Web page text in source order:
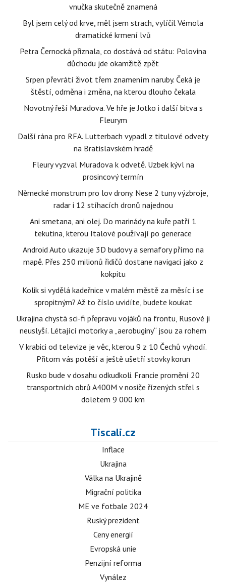
vnučka skutečně znamená
Byl jsem celý od krve, měl jsem strach, vylíčil Vémola
dramatické krmení lvů
Petra Černocká přiznala, co dostává od státu: Polovina
důchodu jde okamžitě zpět
Srpen převrátí život třem znamením naruby. Čeká je
štěstí, odměna i změna, na kterou dlouho čekala
Novotný řeší Muradova. Ve hře je Jotko i další bitva s
Fleurym
Další rána pro RFA. Lutterbach vypadl z titulové odvety
na Bratislavském hradě
Fleury vyzval Muradova k odvetě. Uzbek kývl na
prosincový termín
Německé monstrum pro lov drony. Nese 2 tuny výzbroje,
radar i 12 stíhacích dronů najednou
Ani smetana, ani olej. Do marinády na kuře patří 1
tekutina, kterou Italové používají po generace
Android Auto ukazuje 3D budovy a semafory přímo na
mapě. Přes 250 milionů řidičů dostane navigaci jako z
kokpitu
Kolik si vydělá kadeřnice v malém městě za měsíc i se
spropitným? Až to číslo uvidíte, budete koukat
Ukrajina chystá sci-fi přepravu vojáků na frontu, Rusové ji
neuslyší. Létající motorky a „aerobuginy“ jsou za rohem
V krabici od televize je věc, kterou 9 z 10 Čechů vyhodí.
Přitom vás potěší a ještě ušetří stovky korun
Rusko bude v dosahu odkudkoli. Francie promění 20
transportních obrů A400M v nosiče řízených střel s
doletem 9 000 km
Tiscali.cz
Inflace
Ukrajina
Válka na Ukrajině
Migrační politika
ME ve fotbale 2024
Ruský prezident
Ceny energií
Evropská unie
Penzijní reforma
Vynález